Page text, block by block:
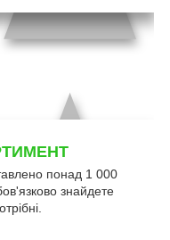
понад 1 000
знайдете